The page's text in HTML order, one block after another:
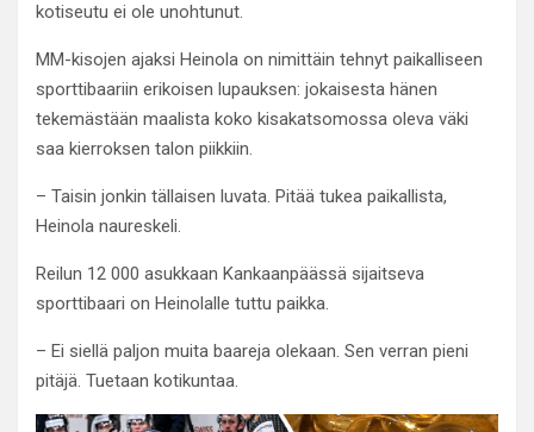
kotiseutu ei ole unohtunut.
MM-kisojen ajaksi Heinola on nimittäin tehnyt paikalliseen
sporttibaariin erikoisen lupauksen: jokaisesta hänen
tekemästään maalista koko kisakatsomossa oleva väki
saa kierroksen talon piikkiin.
– Taisin jonkin tällaisen luvata. Pitää tukea paikallista,
Heinola naureskeli.
Reilun 12 000 asukkaan Kankaanpäässä sijaitseva
sporttibaari on Heinolalle tuttu paikka.
– Ei siellä paljon muita baareja olekaan. Sen verran pieni
pitäjä. Tuetaan kotikuntaa.